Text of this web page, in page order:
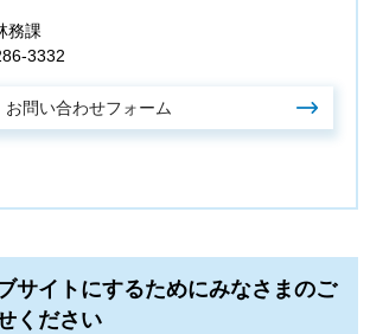
務課
3332
サイトにするためにみなさまのご
ください